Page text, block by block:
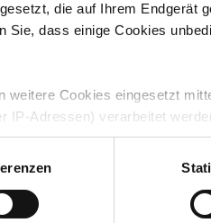
die auf Ihrem Endgerät
Sie, dass einige Cookies
weitere Cookies eingesetzt
IP-Adressen) verarbeitet
aller aufgeführten Cookies
angegebene Zwecke gem.
werden nur unbedingt